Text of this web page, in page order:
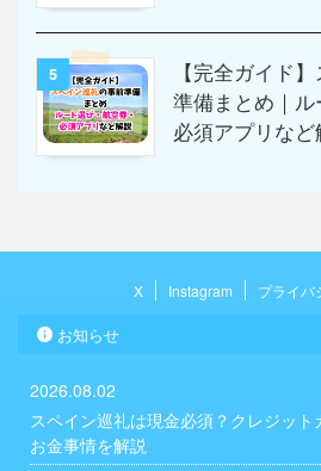
5
【完全ガイド
準備まとめ｜ル
必須アプリな
X Instagram プライバ
お知らせ
2026.08.02
スペイン巡礼は現金必須？クレジット
お金事情を解説